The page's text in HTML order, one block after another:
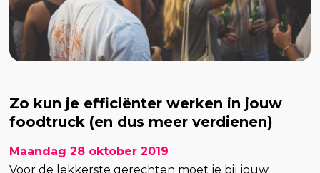
Zo kun je efficiënter werken in jouw
foodtruck (en dus meer verdienen)
Maandag 28 oktober 2019
Voor de lekkerste gerechten moet je bij jouw